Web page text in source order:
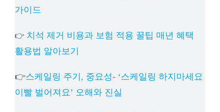
가이드
👉 치석 제거 비용과 보험 적용 꿀팁 매년 혜택
활용법 알아보기
👉스케일링 주기, 중요성- ‘스케일링 하지마세요
이빨 벌어져요’ 오해와 진실